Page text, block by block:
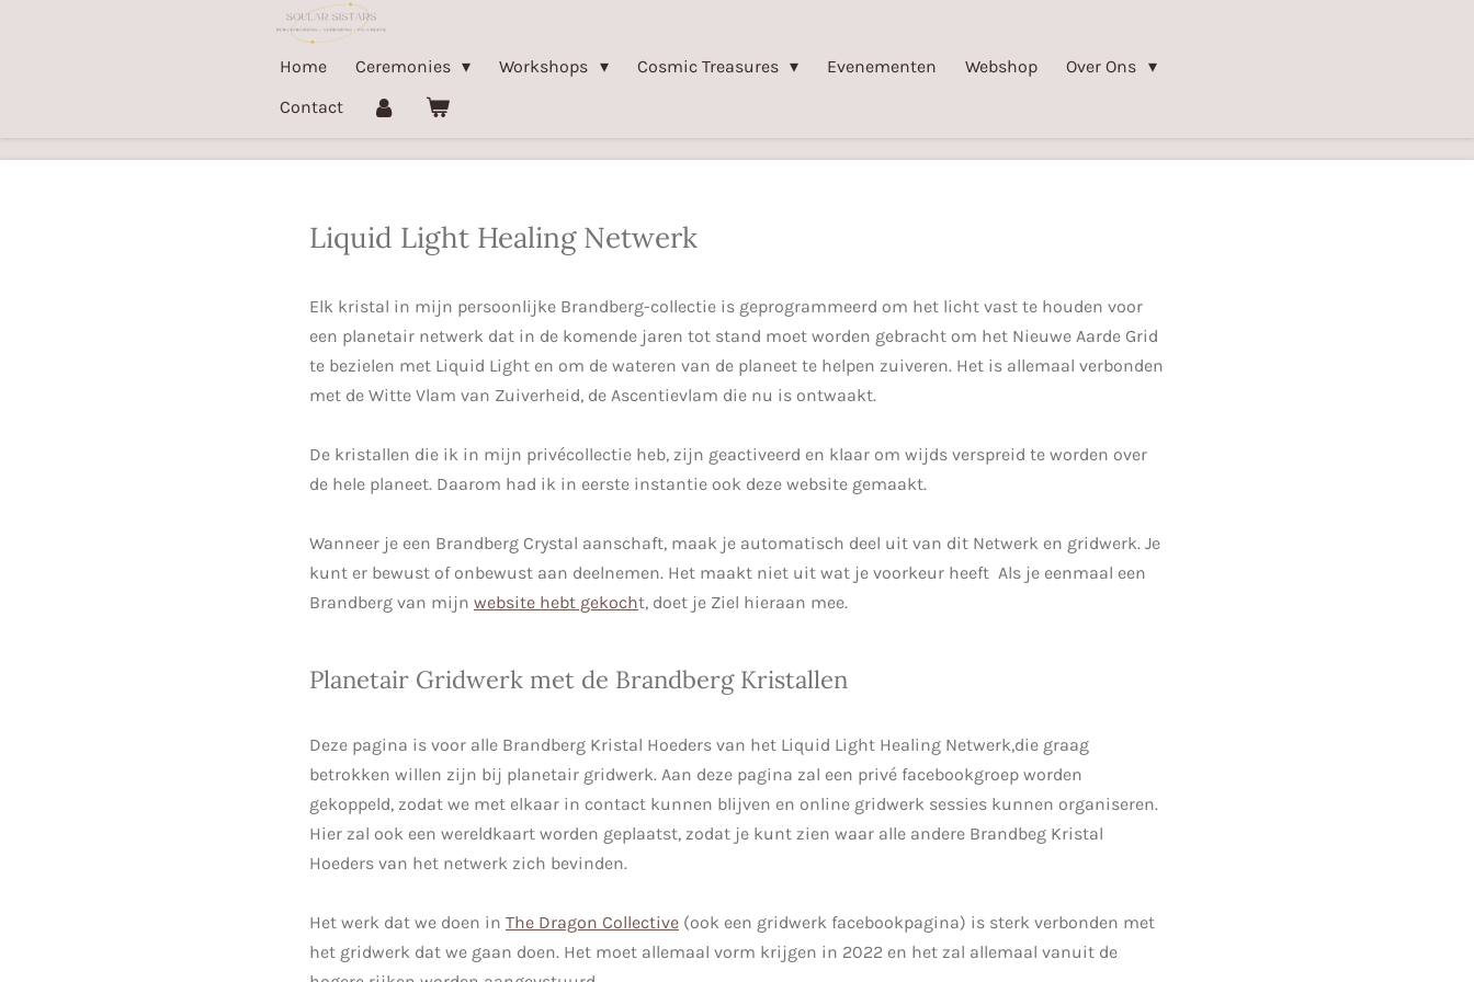
Home Ceremonies Workshops Cosmic Treasures Evenementen Webshop
Over Ons
Contact
Liquid Light Healing Netwerk
Elk kristal in mijn persoonlijke Brandberg-collectie is geprogrammeerd om het licht vast te houden voor
een planetair netwerk dat in de komende jaren tot stand moet worden gebracht om het Nieuwe Aarde Grid
te bezielen met Liquid Light en om de wateren van de planeet te helpen zuiveren. Het is allemaal verbonden
met de Witte Vlam van Zuiverheid, de Ascentievlam die nu is ontwaakt.
De kristallen die ik in mijn privécollectie heb, zijn geactiveerd en klaar om wijds verspreid te worden over
de hele planeet. Daarom had ik in eerste instantie ook deze website gemaakt.
Wanneer je een Brandberg Crystal aanschaft, maak je automatisch deel uit van dit Netwerk en gridwerk. Je
kunt er bewust of onbewust aan deelnemen. Het maakt niet uit wat je voorkeur heeft Als je eenmaal een
Brandberg van mijn website hebt gekocht, doet je Ziel hieraan mee.
Planetair Gridwerk met de Brandberg Kristallen
Deze pagina is voor alle Brandberg Kristal Hoeders van het Liquid Light Healing Netwerk,die graag
betrokken willen zijn bij planetair gridwerk. Aan deze pagina zal een privé facebookgroep worden
gekoppeld, zodat we met elkaar in contact kunnen blijven en online gridwerk sessies kunnen organiseren.
Hier zal ook een wereldkaart worden geplaatst, zodat je kunt zien waar alle andere Brandbeg Kristal
Hoeders van het netwerk zich bevinden.
Het werk dat we doen in The Dragon Collective (ook een gridwerk facebookpagina) is sterk verbonden met
het gridwerk dat we gaan doen. Het moet allemaal vorm krijgen in 2022 en het zal allemaal vanuit de